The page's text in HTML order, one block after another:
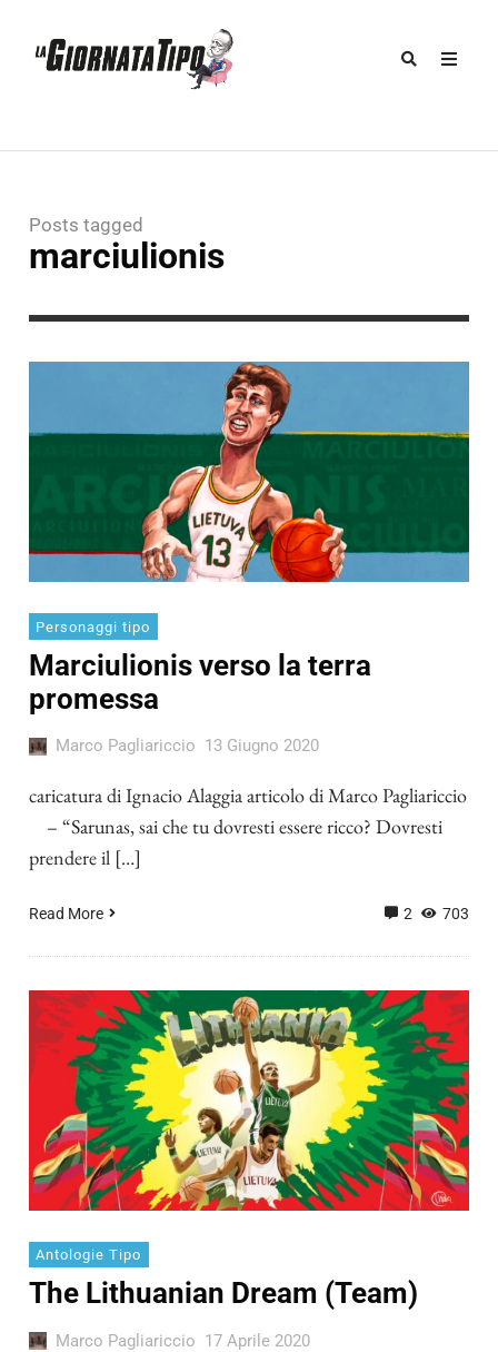
Posts tagged
marciulionis
Personaggi tipo
Marciulionis verso la terra
promessa
Marco Pagliariccio 13 Giugno 2020
caricatura di Ignacio Alaggia articolo di Marco Pagliariccio
– “Sarunas, sai che tu dovresti essere ricco? Dovresti
prendere il […]
Read More 2 703
Antologie Tipo
The Lithuanian Dream (Team)
Marco Pagliariccio 17 Aprile 2020